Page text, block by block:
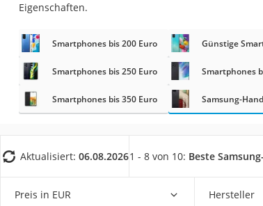
Gaming-
Tablets
Eigenschaften.
Smartphones bis 200 Euro Günstige
Smartphones bis 250 Euro Smartphones
Smartphones bis 350 Euro Samsung-
Aktualisiert: 06.08.20261 - 8 von 10: Beste
Preis in EUR Hersteller